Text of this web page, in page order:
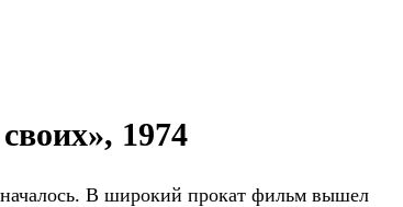
1974
В широкий прокат фильм вышел